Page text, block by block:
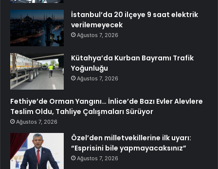
İstanbul’da 20 ilçeye 9 saat elektrik
verilemeyecek
Ağustos 7, 2026
Kütahya’da Kurban Bayramı Trafik
Yoğunluğu
Ağustos 7, 2026
Fethiye’de Orman Yangını… İnlice’de Bazı Evler Alevlere
Teslim Oldu, Tahliye Çalışmaları Sürüyor
Ağustos 7, 2026
Özel’den milletvekillerine ilk uyarı:
“Esprisini bile yapmayacaksınız”
Ağustos 7, 2026